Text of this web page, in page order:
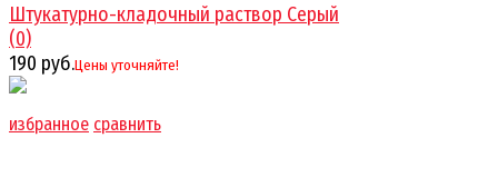
избранное сравнить
Штукатурно-кладочный раствор Серый
(0)
190 руб.Цены уточняйте!